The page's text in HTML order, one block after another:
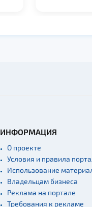
ИНФОРМАЦИЯ
О проекте
Условия и правила
Использование
Владельцам бизнеса
Реклама на портале
Требования к рекламе